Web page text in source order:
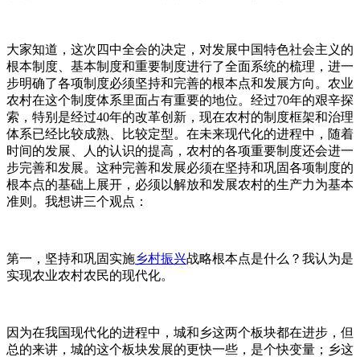
艺术团曲目
最新动态
演出风采
大家知道，这次四中全会的决定，对发展中国特色社会主义的
根本制度、基本制度和重要制度进行了全面系统的梳理，进一
步明确了各项制度必须坚持和完善的根本点和发展方向。农业
农村在这个制度体系里面占有重要的地位。经过70年的艰辛探
索，特别是经过40年的改革创新，现在农村的制度框架和治理
体系已经比较成熟、比较定型。在未来现代化的进程中，随着
时间的发展、人的认识的提高，农村的各项重要制度还会进一
步完善和发展。这种完善和发展必须在坚持和巩固各项制度的
根本点的基础上展开，必须以解放和发展农村的生产力为基本
准则。我想讲三个观点：
第一，坚持和巩固实施乡村振兴战略根本点是什么？我认为是
实现农业农村农民的现代化。
因为在我国现代化的进程中，城和乡这两个板块都在进步，但
总的来讲，城的这个板块发展的更快一些，是个快变量；乡这